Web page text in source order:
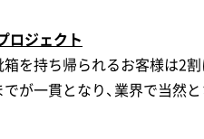
ロジェクト
を持ち帰られるお客様は2
が一貫となり、業界で当然